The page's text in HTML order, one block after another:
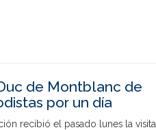
de Montblanc de
por un día
recibió el pasado lunes la visita